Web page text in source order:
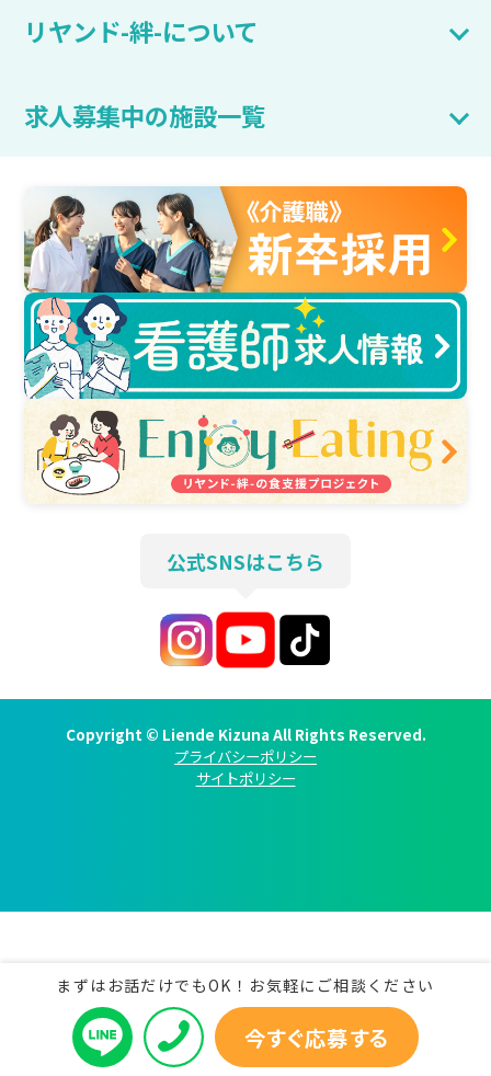
まずはお話だけでもOK！お気軽にご相談ください
今すぐ応募する
リヤンド-絆-について
求人募集中の施設一覧
公式SNSはこちら
Copyright © Liende Kizuna All Rights Reserved.
プライバシーポリシー
サイトポリシー